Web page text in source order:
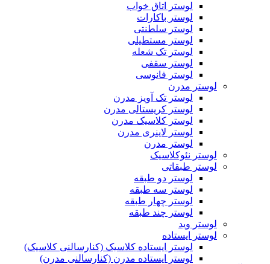
لوستر اتاق خواب
لوستر باکارات
لوستر سلطنتی
لوستر مستطیلی
لوستر تک شعله
لوستر سقفی
لوستر فانوسی
لوستر مدرن
لوستر تک آویز مدرن
لوستر کریستالی مدرن
لوستر کلاسیک مدرن
لوستر لاینری مدرن
لوستر مدرن
لوستر نئوکلاسیک
لوستر طبقاتی
لوستر دو طبقه
لوستر سه طبقه
لوستر چهار طبقه
لوستر چند طبقه
لوستر وید
لوستر ایستاده
لوستر ایستاده کلاسیک (کنارسالنی کلاسیک)
لوستر ایستاده مدرن (کنارسالنی مدرن)